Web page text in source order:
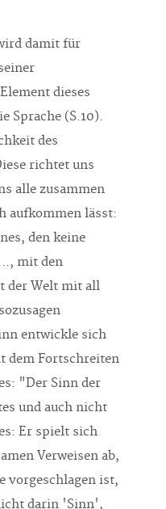
dieses
(S.10).
des
richtet uns
alle zusammen
aufkommen lässt:
den keine
mit den
der Welt mit all
entwickle sich
Fortschreiten
"Der Sinn der
und auch nicht
Er spielt sich
Verweisen ab,
vorgeschlagen ist,
darin 'Sinn',